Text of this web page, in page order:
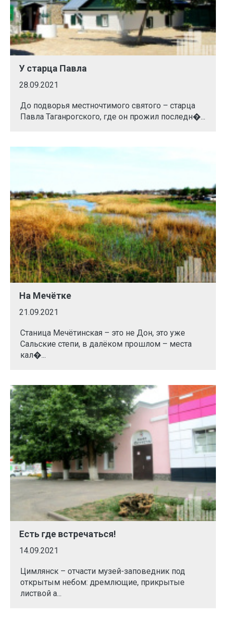
У старца Павла
28.09.2021
До подворья местночтимого святого – старца
Павла Таганрогского, где он прожил последн�...
На Мечётке
21.09.2021
Станица Мечётинская – это не Дон, это уже
Сальские степи, в далёком прошлом – места
кал�...
Есть где встречаться!
14.09.2021
Цимлянск – отчасти музей-заповедник под
открытым небом: дремлющие, прикрытые
листвой а...